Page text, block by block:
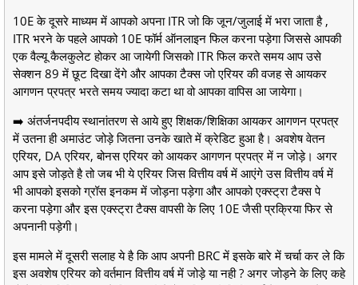
10E के दूसरे माध्यम में आपको अपना ITR जो कि जून/जुलाई में भरा जाता है ,
ITR भरने के पहले आपको 10E फॉर्म ऑनलाइन फिल करना पड़ेगा जिससे आपकी
एक वैल्यू कैलकुलेट होकर आ जायेगी जिसको ITR फिल करते समय आप उसे
सेक्शन 89 में छूट दिखा देंगे और आपका टैक्स जो एरियर की वजह से आयकर
आगणन प्रपत्र भरते समय ज्यादा कटा था वो आपका वापिस आ जायेगा।
➡️ अंतर्जनपदीय स्थानांतरण से आये हुए शिक्षक/शिक्षिका आयकर आगणन प्रपत्र
में उतना ही अमाउंट जोड़े जितना उनके खाते में क्रेडिट हुआ है। अवशेष वेतन
एरियर, DA एरियर, बोनस एरियर को आयकर आगणन प्रपत्र में न जोड़े। अगर
आप इसे जोड़ते है तो जब भी ये एरियर जिस वित्तीय वर्ष में आएंगे उस वित्तीय वर्ष में
भी आपको इसको ग्रॉस इनकम में जोड़ना पड़ेगा और आपको एक्स्ट्रा टैक्स पे
करना पड़ेगा और इस एक्स्ट्रा टैक्स वापसी के लिए 10E जैसी प्रक्रिया फिर से
अपनानी पड़ेगी।
इस मामले में दूसरी सलाह ये है कि आप अपनी BRC में इसके बारे में चर्चा कर ले कि
इस अवशेष एरियर को वर्तमान वित्तीय वर्ष में जोड़े या नही ? अगर जोड़ने के लिए कहे